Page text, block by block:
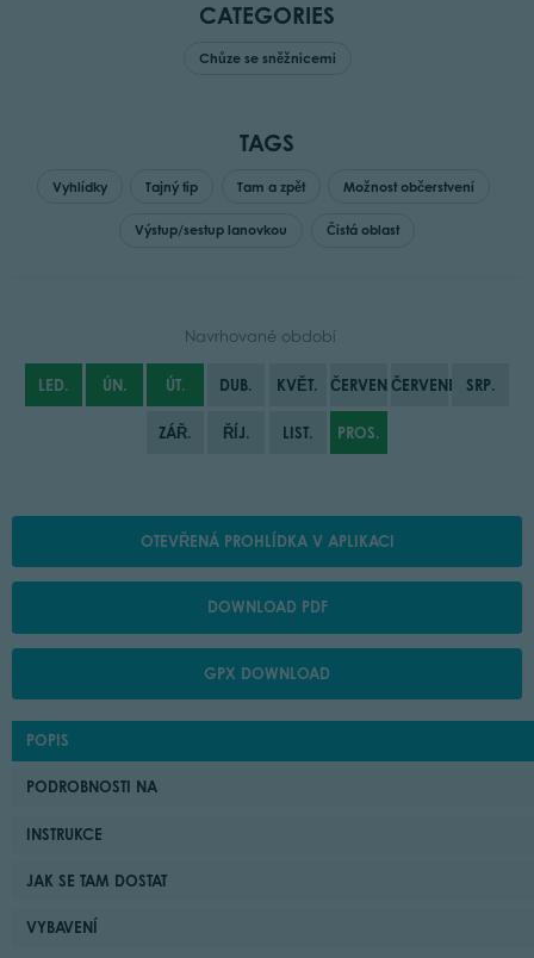
CATEGORIES
Chůze se sněžnicemi
TAGS
Vyhlídky Tajný tip Tam a zpět Možnost občerstvení
Výstup/sestup lanovkou Čistá oblast
Navrhované období
LED. ÚN. ÚT. DUB. KVĚT. ČERVEN ČERVENECSRP.
ZÁŘ. ŘÍJ. LIST. PROS.
OTEVŘENÁ PROHLÍDKA V APLIKACI
DOWNLOAD PDF
GPX DOWNLOAD
POPIS
PODROBNOSTI NA
INSTRUKCE
JAK SE TAM DOSTAT
VYBAVENÍ